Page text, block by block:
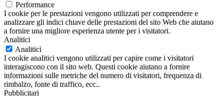
Performance
I cookie per le prestazioni vengono utilizzati per comprendere e
analizzare gli indici chiave delle prestazioni del sito Web che aiutano
a fornire una migliore esperienza utente per i visitatori.
Analitici
Analitici
I cookie analitici vengono utilizzati per capire come i visitatori
interagiscono con il sito web. Questi cookie aiutano a fornire
informazioni sulle metriche del numero di visitatori, frequenza di
rimbalzo, fonte di traffico, ecc..
Pubblicitari